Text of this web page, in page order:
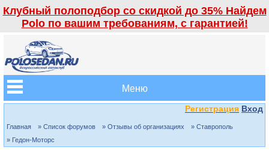
Клубный полоподбор со скидкой до 35% Найдем
Polo по вашим требованиям, с гарантией!
Меню
Регистрация Вход
Главная » Список форумов » Отзывы об организациях
» Ставрополь
» Гедон-Моторс